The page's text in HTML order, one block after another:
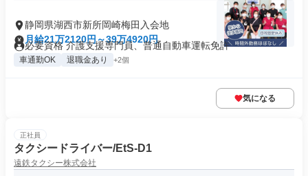
静岡県湖西市新所岡崎梅田入会地
月給21万2120円～39万4920円
必要資格 介護支援専門員、普通自動車運転免許
車通勤OK 退職金あり +2個
気になる
正社員
タクシードライバー/EtS-D1
遠鉄タクシー株式会社